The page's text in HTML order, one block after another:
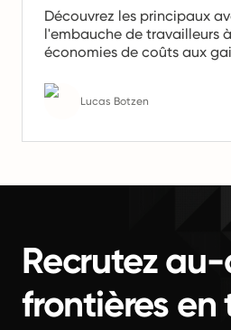
Découvrez les principaux
l'embauche de travailleurs
économies de coûts aux
l'avenir du travail.
Lucas Botzen
Recrutez
frontières en